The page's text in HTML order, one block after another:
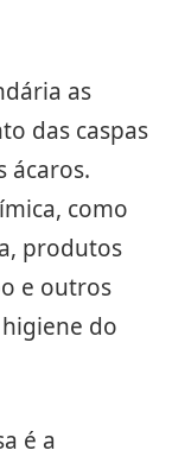
as
das caspas
ácaros.
como
produtos
e outros
do
é a